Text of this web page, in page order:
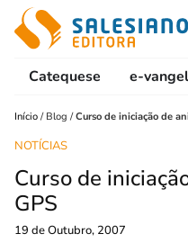
Catequese e-
Início / Blog /Curso de iniciação de
NOTÍCIAS
Curso de
GPS
19 de Outubro, 2007